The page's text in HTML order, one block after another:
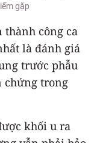
gặp
thành công ca
là đánh giá
trước phẫu
chứng trong
khối u ra